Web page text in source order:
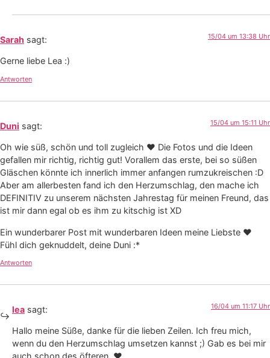
Sarah sagt: 15/04 um 13:38 Uhr
Gerne liebe Lea :)
Antworten
Duni sagt: 15/04 um 15:11 Uhr
Oh wie süß, schön und toll zugleich ❤ Die Fotos und die Ideen
gefallen mir richtig, richtig gut! Vorallem das erste, bei so süßen
Gläschen könnte ich innerlich immer anfangen rumzukreischen :D
Aber am allerbesten fand ich den Herzumschlag, den mache ich
DEFINITIV zu unserem nächsten Jahrestag für meinen Freund, das
ist mir dann egal ob es ihm zu kitschig ist XD
Ein wunderbarer Post mit wunderbaren Ideen meine Liebste ❤
Fühl dich geknuddelt, deine Duni :*
Antworten
lea sagt: 16/04 um 11:17 Uhr
Hallo meine Süße, danke für die lieben Zeilen. Ich freu mich,
wenn du den Herzumschlag umsetzen kannst ;) Gab es bei mir